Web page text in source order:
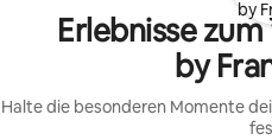
Erlebnisse
by
Halte die besonderen Momente